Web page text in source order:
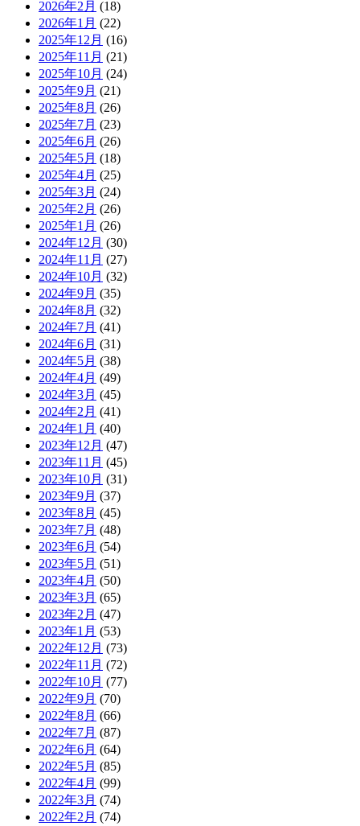
2026年2月 (18)
2026年1月 (22)
2025年12月 (16)
2025年11月 (21)
2025年10月 (24)
2025年9月 (21)
2025年8月 (26)
2025年7月 (23)
2025年6月 (26)
2025年5月 (18)
2025年4月 (25)
2025年3月 (24)
2025年2月 (26)
2025年1月 (26)
2024年12月 (30)
2024年11月 (27)
2024年10月 (32)
2024年9月 (35)
2024年8月 (32)
2024年7月 (41)
2024年6月 (31)
2024年5月 (38)
2024年4月 (49)
2024年3月 (45)
2024年2月 (41)
2024年1月 (40)
2023年12月 (47)
2023年11月 (45)
2023年10月 (31)
2023年9月 (37)
2023年8月 (45)
2023年7月 (48)
2023年6月 (54)
2023年5月 (51)
2023年4月 (50)
2023年3月 (65)
2023年2月 (47)
2023年1月 (53)
2022年12月 (73)
2022年11月 (72)
2022年10月 (77)
2022年9月 (70)
2022年8月 (66)
2022年7月 (87)
2022年6月 (64)
2022年5月 (85)
2022年4月 (99)
2022年3月 (74)
2022年2月 (74)